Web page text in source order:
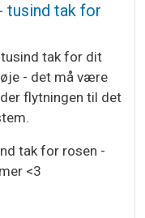
tusind tak for
tak for dit
- det må være
flytningen til det
tak for rosen -
<3